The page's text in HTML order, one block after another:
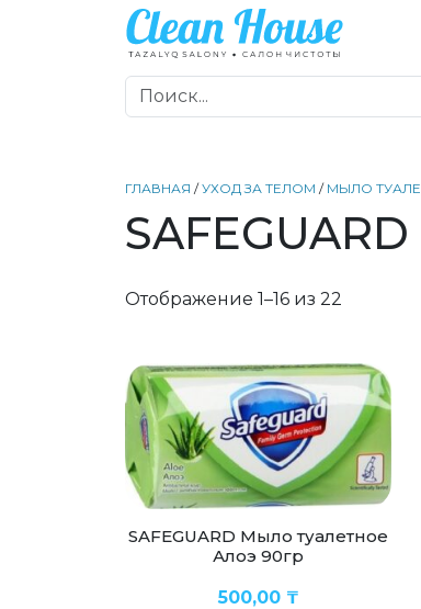
ГЛАВНАЯ /УХОД ЗА ТЕЛОМ / МЫЛО
SAFEGUARD
Отображение 1–16 из 22
SAFEGUARD Мыло туалетное
Алоэ 90гр
500,00 ₸